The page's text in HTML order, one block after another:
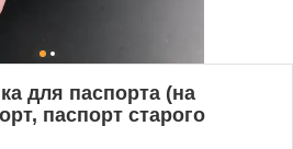
для паспорта (на
паспорт старого